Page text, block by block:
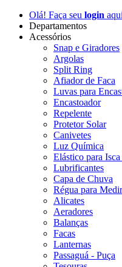
Olá! Faça seu login aqui
Departamentos
Acessórios
Snap e Giradores
Argolas
Split Ring
Afiador de Faca
Luvas para
Encastoador
Repelente
Protetor Solar
Canivetes
Luz Química
Elástico para
Lubrificantes
Capa de Chuva
Régua para
Alicates
Aeradores
Balanças
Facas
Lanternas
Passaguá - Puça